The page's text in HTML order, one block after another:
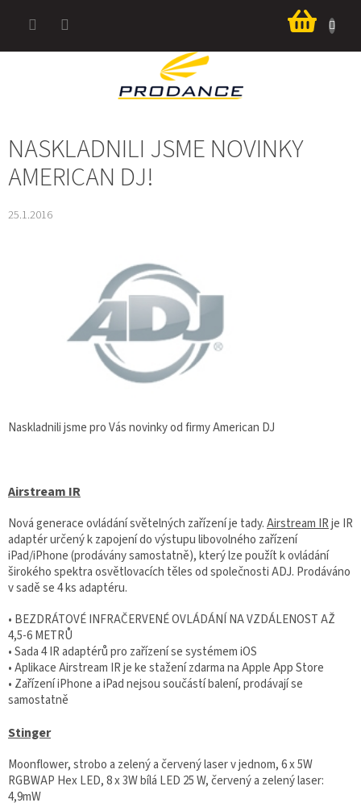
košík
NASKLADNILI JSME NOVINKY
AMERICAN DJ!
25.1.2016
Naskladnili jsme pro Vás novinky od firmy American DJ
Airstream IR
Nová generace ovládání světelných zařízení je tady.Airstream IRje IR
adaptér určený k zapojení do výstupu libovolného zařízení
iPad/iPhone (prodávány samostatně), který lze použít k ovládání
širokého spektra osvětlovacích těles od společnosti ADJ. Prodáváno
v sadě se 4 ks adaptéru.
• BEZDRÁTOVÉ INFRAČERVENÉ OVLÁDÁNÍ NA VZDÁLENOST AŽ
4,5-6 METRŮ
• Sada 4 IR adaptérů pro zařízení se systémem iOS
• Aplikace Airstream IR je ke stažení zdarma na Apple App Store
• Zařízení iPhone a iPad nejsou součástí balení, prodávají se
samostatně
Stinger
Moonflower, strobo a zelený a červený laser v jednom, 6 x 5W
RGBWAP Hex LED, 8 x 3W bílá LED 25 W, červený a zelený laser:
4,9mW